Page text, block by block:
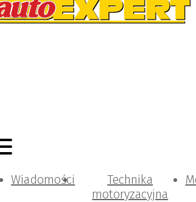
Wiadomości
Technika
motoryzacyjna